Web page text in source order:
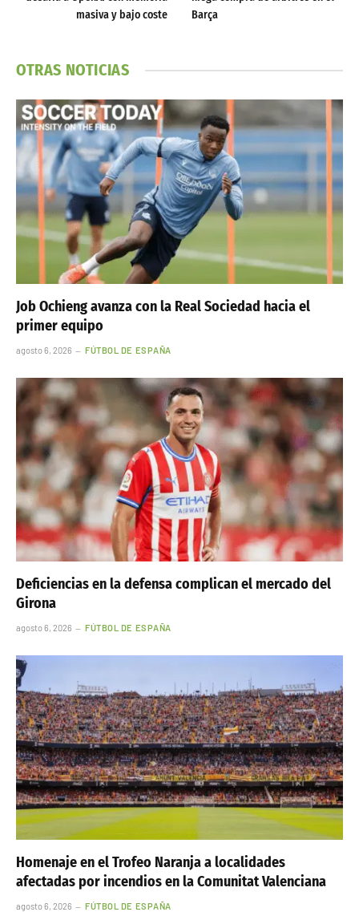
masiva y bajo coste
Barça
OTRAS NOTICIAS
Job Ochieng avanza con la Real Sociedad hacia el
primer equipo
agosto 6, 2026 FÚTBOL DE ESPAÑA
Deficiencias en la defensa complican el mercado del
Girona
agosto 6, 2026 FÚTBOL DE ESPAÑA
Homenaje en el Trofeo Naranja a localidades
afectadas por incendios en la Comunitat Valenciana
agosto 6, 2026 FÚTBOL DE ESPAÑA